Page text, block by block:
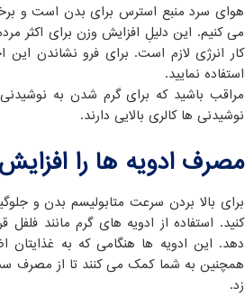
هوای سرد منبع استرس برای بدن است و
می کنیم. این دلیلِ افزایش وزن برای اکثر
کار انرژی لازم است. برای فرو نشاندن
استفاده نمایید.
مراقب باشید که برای گرم شدن به
نوشیدنی ها کالری بالایی دارند.
مصرف ادویه ها را
برای بالا بردن سرعت متابولیسم بدن و
کنید. استفاده از ادویه های گرم مانند
دهد. این ادویه ها هنگامی که به
همچنین به شما کمک می کنند تا از مصرف
زد.